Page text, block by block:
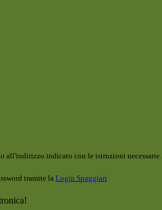
all'indirizzo indicato con le istruzioni necessarie.
tramite la Login Spaggiari